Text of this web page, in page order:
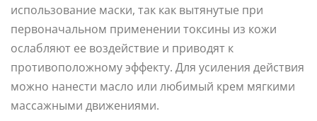
использование маски, так как вытянутые при
первоначальном применении токсины из кожи
ослабляют ее воздействие и приводят к
противоположному эффекту. Для усиления действия
можно нанести масло или любимый крем мягкими
массажными движениями.